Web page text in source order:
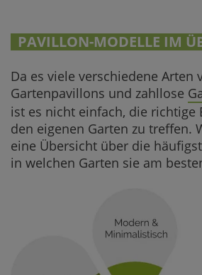
PAVILLON-MODELLE IM
Da es viele verschiedene Arten
Gartenpavillons und zahllose
ist es nicht einfach, die richtige
den eigenen Garten zu treffen.
eine Übersicht über die
in welchen Garten sie am